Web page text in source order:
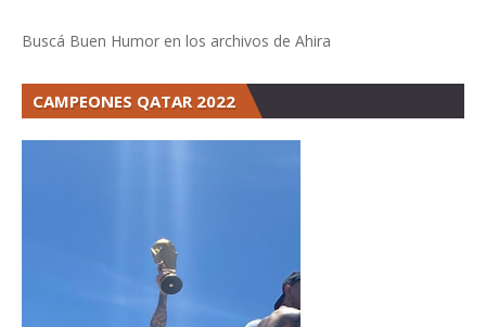
Buscá Buen Humor en los archivos de Ahira
CAMPEONES QATAR 2022